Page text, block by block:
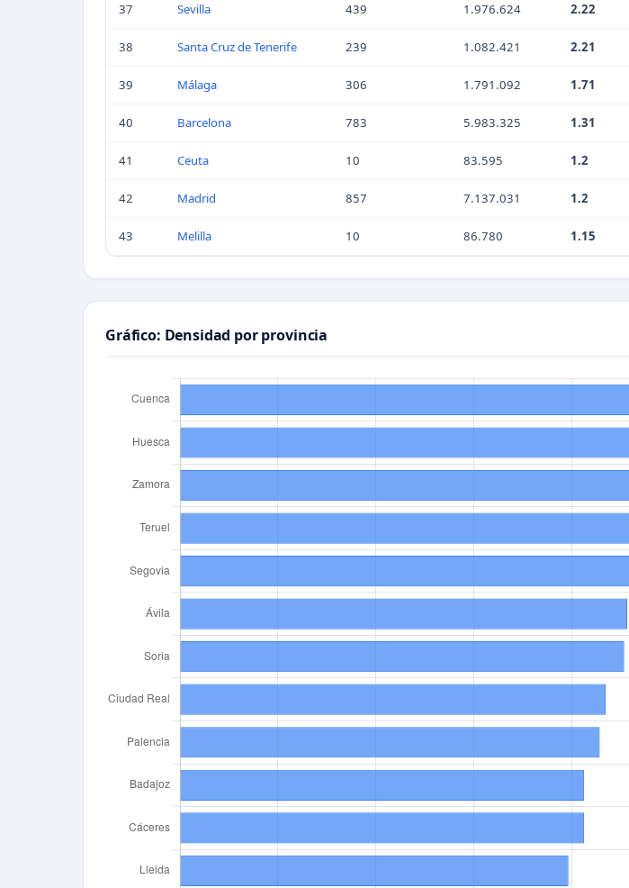
37 Sevilla 439 1.976.624 2.22
38 Santa Cruz de Tenerife 239 1.082.421 2.21
39 Málaga 306 1.791.092 1.71
40 Barcelona 783 5.983.325 1.31
41 Ceuta 10 83.595 1.2
42 Madrid 857 7.137.031 1.2
43 Melilla 10 86.780 1.15
Gráfico: Densidad por provincia